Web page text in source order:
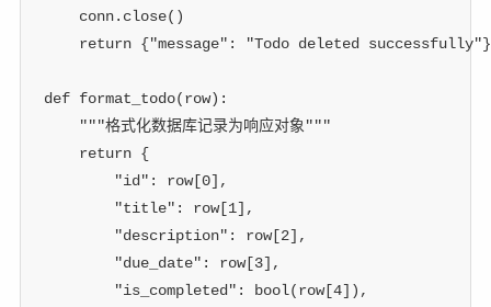
    conn
. close( )
return {"message" : "Todo deleted successfully"}
def format_todo(row) :
"""格式化数据库记录为响应对象"""
return {
"id" : row[0] ,
"title" : row[1] ,
"description" : row[2] ,
"due_date" : row[3] ,
"is_completed" : bool(row[4] ) ,